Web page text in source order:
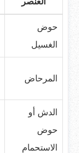
حوض
الغسيل
المرحاض
الدش أو
حوض
الاستحمام